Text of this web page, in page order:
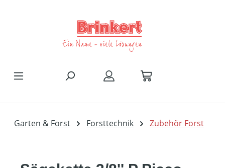
Garten & Forst Forsttechnik Zubehör Forst